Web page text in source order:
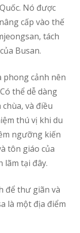
Nó được
cấp vào thế
tách
Busan.
phong cảnh nên
thể dễ dàng
và điều
thú vị khi du
ngưỡng kiến
tôn giáo của
lãm tại đây.
để thư giãn và
là một địa điểm